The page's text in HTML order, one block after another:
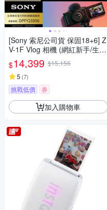
[Sony 索尼公司貨 保固18+6] Z
V-1F Vlog 相機 (網紅新手/生活
隨拍)
$14,399 $15,156
5 (7)
挑戰低價 券
加入購物車